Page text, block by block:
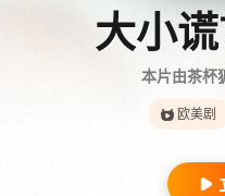
大小
本片由茶杯
欧美剧